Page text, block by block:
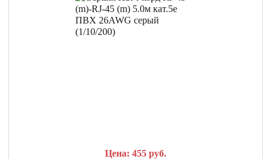
Цена: 455 руб.